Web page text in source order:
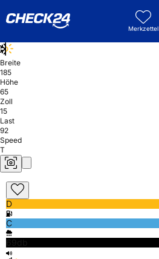
Merkzettel
Breite
185
Höhe
65
Zoll
15
Last
92
Speed
T
D
C
69db